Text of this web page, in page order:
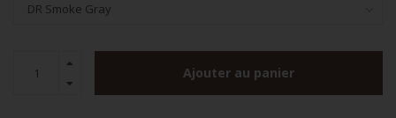
Ajouter au panier